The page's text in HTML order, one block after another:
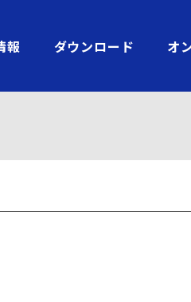
報 ダウンロード オ